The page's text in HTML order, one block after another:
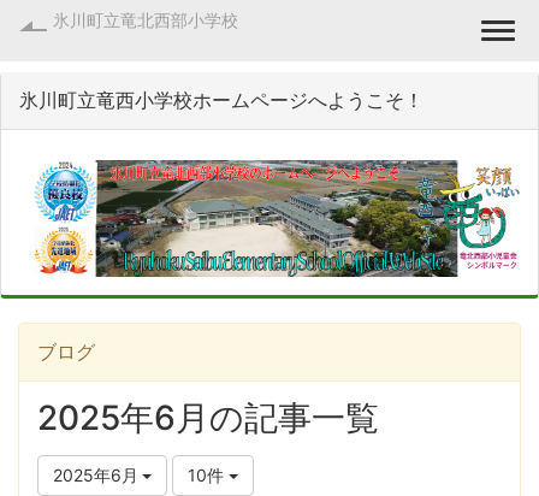
氷川町立竜北西部小学校
氷川町立竜西小学校ホームページへようこそ！
ブログ
2025年6月の記事一覧
2025年6月 10件